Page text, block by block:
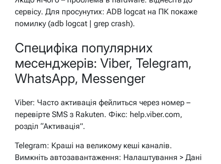
сервісу. Для просунутих: ADB logcat на ПК покаже
помилку (adb logcat | grep crash).
Специфіка популярних
месенджерів: Viber, Telegram,
WhatsApp, Messenger
Viber: Часто активація фейлиться через номер –
перевірте SMS з Rakuten. Фікс: help.viber.com,
розділ “Активація”.
Telegram: Краші на великому кеші каналів.
Вимкніть автозавантаження: Налаштування > Дані